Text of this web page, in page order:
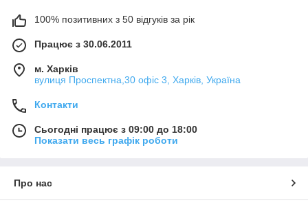
100% позитивних з 50 відгуків за рік
Працює з 30.06.2011
м. Харків
вулиця Проспектна,30 офіс 3, Харків, Україна
Контакти
Сьогодні працює з 09:00 до 18:00
Показати весь графік роботи
Про нас